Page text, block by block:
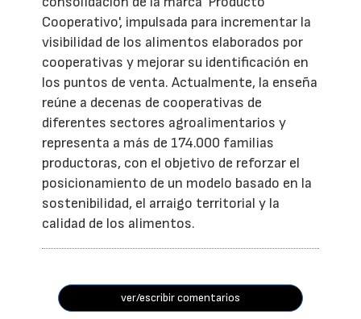
Cooperativo', impulsada para incrementar la
visibilidad de los alimentos elaborados por
cooperativas y mejorar su identificación en
los puntos de venta. Actualmente, la enseña
reúne a decenas de cooperativas de
diferentes sectores agroalimentarios y
representa a más de 174.000 familias
productoras, con el objetivo de reforzar el
posicionamiento de un modelo basado en la
sostenibilidad, el arraigo territorial y la
calidad de los alimentos.
ver/escribir comentarios